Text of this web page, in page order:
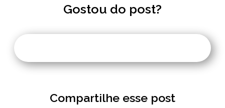
Gostou do post?
Compartilhe esse post